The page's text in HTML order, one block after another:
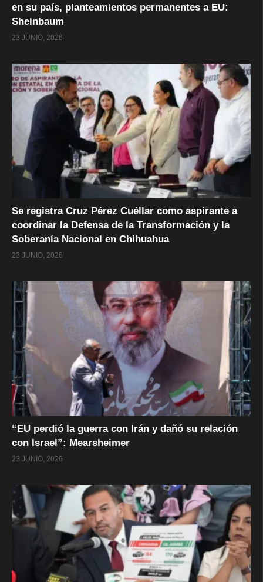
en su país, planteamientos permanentes a EU:
Sheinbaum
23 JUNIO, 2026
Se registra Cruz Pérez Cuéllar como aspirante a
coordinar la Defensa de la Transformación y la
Soberanía Nacional en Chihuahua
23 JUNIO, 2026
“EU perdió la guerra con Irán y dañó su relación
con Israel”: Mearsheimer
23 JUNIO, 2026